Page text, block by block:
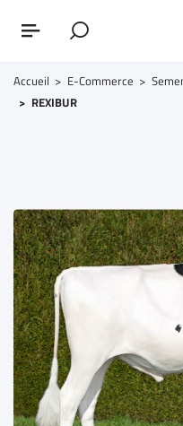
Accueil E-Commerce
REXIBUR